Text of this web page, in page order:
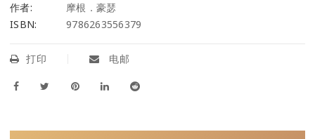
作者:
摩根．豪瑟
ISBN:
9786263556379
打印 电邮